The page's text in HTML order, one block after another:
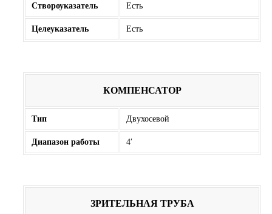
Створоуказатель Есть
Целеуказатель Есть
КОМПЕНСАТОР
Тип Двухосевой
Диапазон работы 4′
ЗРИТЕЛЬНАЯ ТРУБА